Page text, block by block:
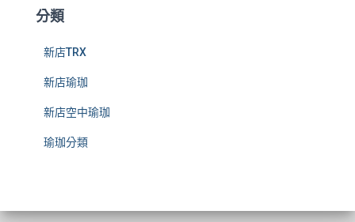
分類
新店TRX
新店瑜珈
新店空中瑜珈
瑜珈分類